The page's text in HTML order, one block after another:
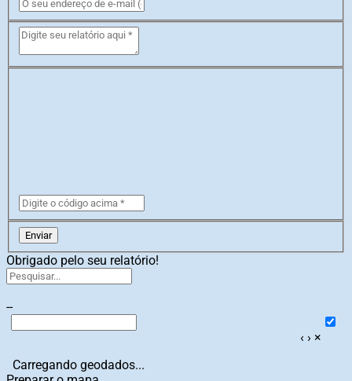
Enviar
Obrigado pelo seu relatório!
--
‹ › ×
Carregando geodados...